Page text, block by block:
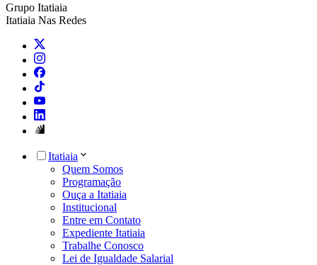
Grupo Itatiaia
Itatiaia Nas Redes
Itatiaia
Quem Somos
Programação
Ouça a Itatiaia
Institucional
Entre em Contato
Expediente Itatiaia
Trabalhe Conosco
Lei de Igualdade Salarial